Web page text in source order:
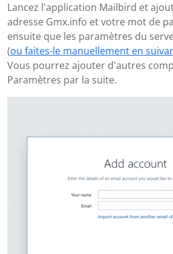
Lancez l'application Mailbird et
adresse Gmx.info et votre mot de
ensuite que les paramètres du
(ou faites-le manuellement en
Vous pourrez ajouter d'autres
Paramètres par la suite.